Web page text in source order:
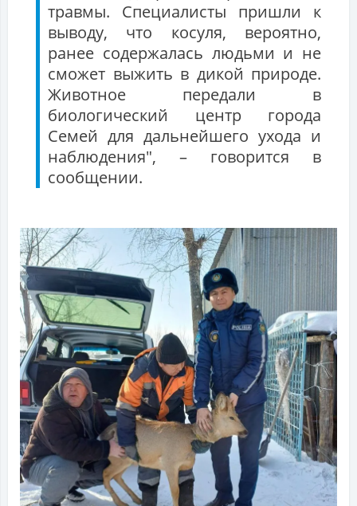
травмы. Специалисты пришли к
выводу, что косуля, вероятно,
ранее содержалась людьми и не
сможет выжить в дикой природе.
Животное передали в
биологический центр города
Семей для дальнейшего ухода и
наблюдения", – говорится в
сообщении.